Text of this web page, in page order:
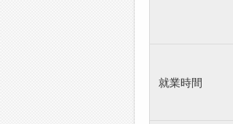
就業時間